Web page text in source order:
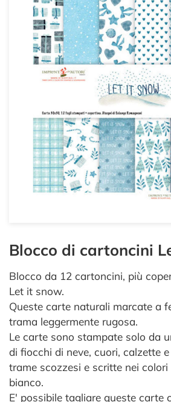
Blocco di cartoncini
Blocco da 12 cartoncini, più
Let it snow.
Queste carte naturali marcate a
trama leggermente rugosa.
Le carte sono stampate solo da
di fiocchi di neve, cuori, calzette
trame scozzesi e scritte nei
bianco.
E' possibile tagliare queste carte